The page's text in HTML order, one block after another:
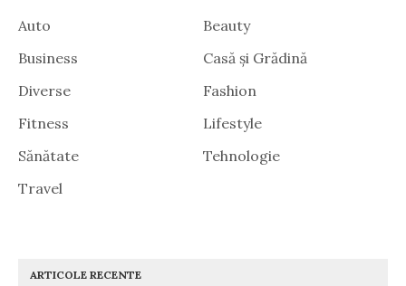
Auto
Beauty
Business
Casă și Grădină
Diverse
Fashion
Fitness
Lifestyle
Sănătate
Tehnologie
Travel
ARTICOLE RECENTE